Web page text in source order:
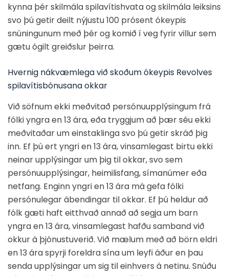
kynna þér skilmála spilavítishvata og skilmála leiksins
svo þú getir deilt nýjustu 100 prósent ókeypis
snúningunum með þér og komið í veg fyrir villur sem
gætu ógilt greiðslur þeirra.
Hvernig nákvæmlega við skoðum ókeypis Revolves
spilavítisbónusana okkar
Við söfnum ekki meðvitað persónuupplýsingum frá
fólki yngra en 13 ára, eða tryggjum að þær séu ekki
meðvitaðar um einstaklinga svo þú getir skráð þig
inn. Ef þú ert yngri en 13 ára, vinsamlegast birtu ekki
neinar upplýsingar um þig til okkar, svo sem
persónuupplýsingar, heimilisfang, símanúmer eða
netfang. Enginn yngri en 13 ára má gefa fólki
persónulegar ábendingar til okkar. Ef þú heldur að
fólk gæti haft eitthvað annað að segja um barn
yngra en 13 ára, vinsamlegast hafðu samband við
okkur á þjónustuverið. Við mælum með að börn eldri
en 13 ára spyrji foreldra sína um leyfi áður en þau
senda upplýsingar um sig til einhvers á netinu. Snúðu